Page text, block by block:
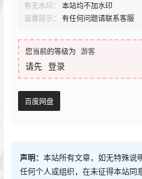
有无水印：
本站均不加水印
温馨提示：
有任何问题请联系客服
您当前的等级为 游客
请先 登录
百度网盘
声明： 本站所有文章，如无特殊说
任何个人或组织，在未征得本站同